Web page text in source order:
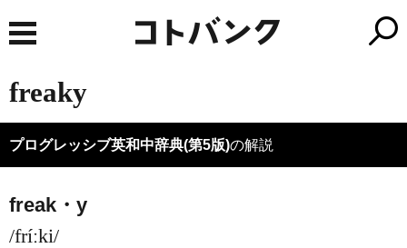
freaky
プログレッシブ英和中辞典(第5版)の解説
freak・y
/fríːki/